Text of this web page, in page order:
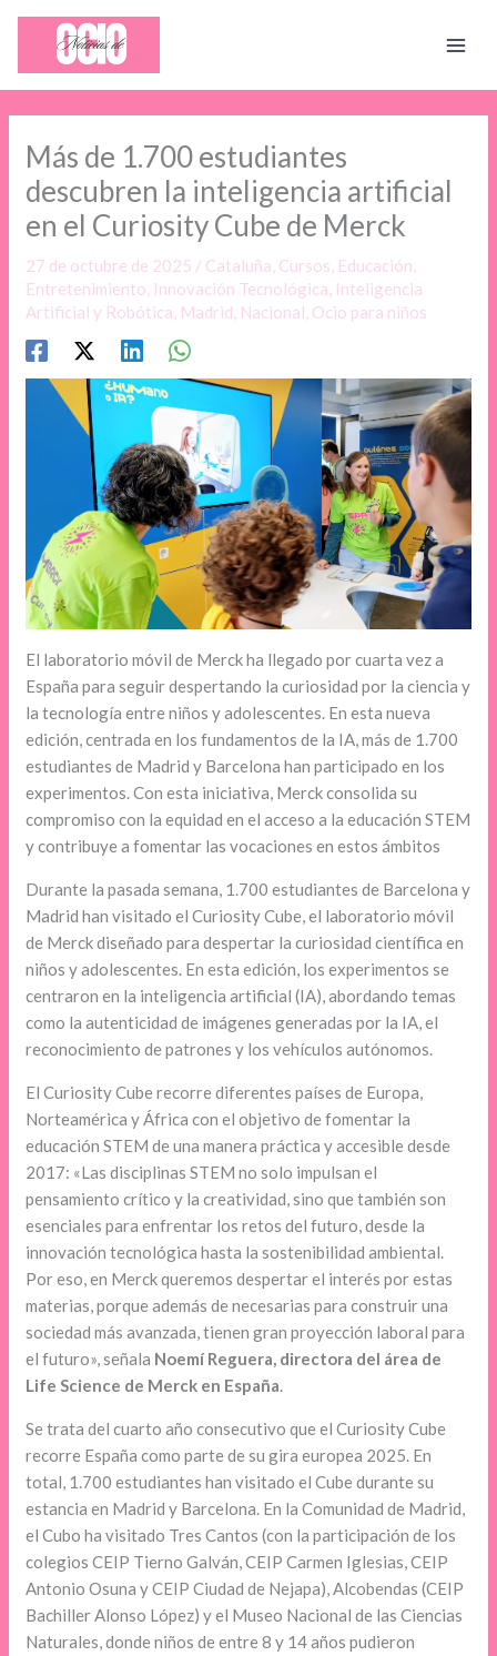
contenido
Más de 1.700 estudiantes
descubren la inteligencia artificial
en el Curiosity Cube de Merck
27 de octubre de 2025 / Cataluña, Cursos, Educación,
Entretenimiento, Innovación Tecnológica, Inteligencia
Artificial y Robótica, Madrid, Nacional, Ocio para niños
El laboratorio móvil de Merck ha llegado por cuarta vez a
España para seguir despertando la curiosidad por la ciencia y
la tecnología entre niños y adolescentes. En esta nueva
edición, centrada en los fundamentos de la IA, más de 1.700
estudiantes de Madrid y Barcelona han participado en los
experimentos. Con esta iniciativa, Merck consolida su
compromiso con la equidad en el acceso a la educación STEM
y contribuye a fomentar las vocaciones en estos ámbitos
Durante la pasada semana, 1.700 estudiantes de Barcelona y
Madrid han visitado el Curiosity Cube, el laboratorio móvil
de Merck diseñado para despertar la curiosidad científica en
niños y adolescentes. En esta edición, los experimentos se
centraron en la inteligencia artificial (IA), abordando temas
como la autenticidad de imágenes generadas por la IA, el
reconocimiento de patrones y los vehículos autónomos.
El Curiosity Cube recorre diferentes países de Europa,
Norteamérica y África con el objetivo de fomentar la
educación STEM de una manera práctica y accesible desde
2017: «Las disciplinas STEM no solo impulsan el
pensamiento crítico y la creatividad, sino que también son
esenciales para enfrentar los retos del futuro, desde la
innovación tecnológica hasta la sostenibilidad ambiental.
Por eso, en Merck queremos despertar el interés por estas
materias, porque además de necesarias para construir una
sociedad más avanzada, tienen gran proyección laboral para
el futuro», señala Noemí Reguera, directora del área de
Life Science de Merck en España.
Se trata del cuarto año consecutivo que el Curiosity Cube
recorre España como parte de su gira europea 2025. En
total, 1.700 estudiantes han visitado el Cube durante su
estancia en Madrid y Barcelona. En la Comunidad de Madrid,
el Cubo ha visitado Tres Cantos (con la participación de los
colegios CEIP Tierno Galván, CEIP Carmen Iglesias, CEIP
Antonio Osuna y CEIP Ciudad de Nejapa), Alcobendas (CEIP
Bachiller Alonso López) y el Museo Nacional de las Ciencias
Naturales, donde niños de entre 8 y 14 años pudieron